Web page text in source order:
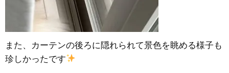
また、カーテンの後ろに隠れられて景色を眺める様子も
珍しかったです